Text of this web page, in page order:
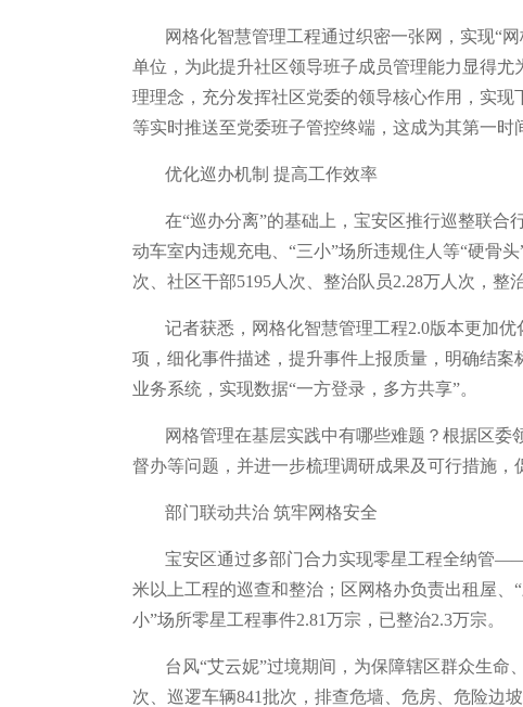
网格化智慧管理工程通过织密一张网，实现“
单位，为此提升社区领导班子成员管理能力显得
理理念，充分发挥社区党委的领导核心作用，实
等实时推送至党委班子管控终端，这成为其第一时
优化巡办机制 提高工作效率
在“巡办分离”的基础上，宝安区推行巡整联合
动车室内违规充电、“三小”场所违规住人等“硬骨
次、社区干部5195人次、整治队员2.28万人次，整
记者获悉，网格化智慧管理工程2.0版本更加
项，细化事件描述，提升事件上报质量，明确结
业务系统，实现数据“一方登录，多方共享”。
网格管理在基层实践中有哪些难题？根据区
督办等问题，并进一步梳理调研成果及可行措施，
部门联动共治 筑牢网格安全
宝安区通过多部门合力实现零星工程全纳管
米以上工程的巡查和整治；区网格办负责出租屋
小”场所零星工程事件2.81万宗，已整治2.3万宗。
台风“艾云妮”过境期间，为保障辖区群众生命
次、巡逻车辆841批次，排查危墙、危房、危险边